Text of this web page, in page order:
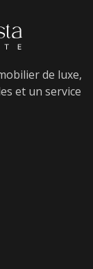
de luxe,
et un service